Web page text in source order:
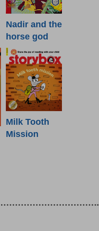
Nadir and the
horse god
Milk Tooth
Mission